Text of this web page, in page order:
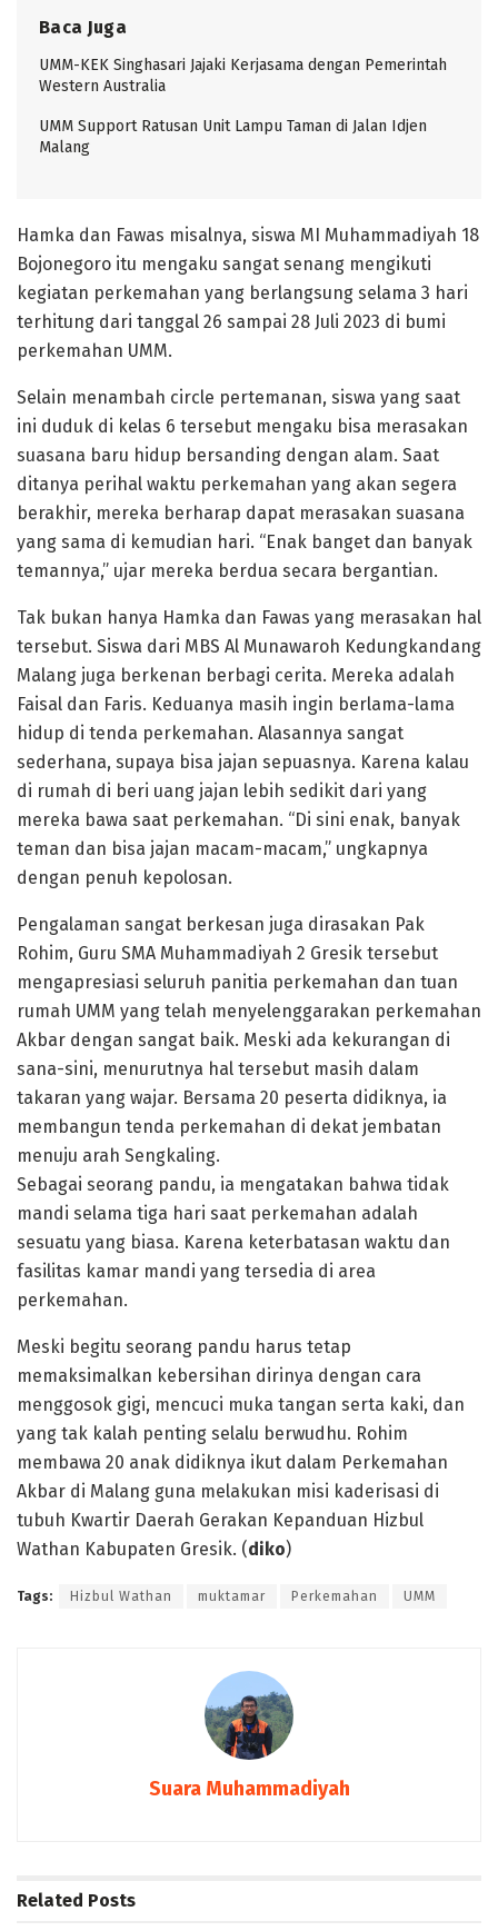
Baca Juga
UMM-KEK Singhasari Jajaki Kerjasama dengan Pemerintah
Western Australia
UMM Support Ratusan Unit Lampu Taman di Jalan Idjen
Malang
Hamka dan Fawas misalnya, siswa MI Muhammadiyah 18
Bojonegoro itu mengaku sangat senang mengikuti
kegiatan perkemahan yang berlangsung selama 3 hari
terhitung dari tanggal 26 sampai 28 Juli 2023 di bumi
perkemahan UMM.
Selain menambah circle pertemanan, siswa yang saat
ini duduk di kelas 6 tersebut mengaku bisa merasakan
suasana baru hidup bersanding dengan alam. Saat
ditanya perihal waktu perkemahan yang akan segera
berakhir, mereka berharap dapat merasakan suasana
yang sama di kemudian hari. “Enak banget dan banyak
temannya,” ujar mereka berdua secara bergantian.
Tak bukan hanya Hamka dan Fawas yang merasakan hal
tersebut. Siswa dari MBS Al Munawaroh Kedungkandang
Malang juga berkenan berbagi cerita. Mereka adalah
Faisal dan Faris. Keduanya masih ingin berlama-lama
hidup di tenda perkemahan. Alasannya sangat
sederhana, supaya bisa jajan sepuasnya. Karena kalau
di rumah di beri uang jajan lebih sedikit dari yang
mereka bawa saat perkemahan. “Di sini enak, banyak
teman dan bisa jajan macam-macam,” ungkapnya
dengan penuh kepolosan.
Pengalaman sangat berkesan juga dirasakan Pak
Rohim, Guru SMA Muhammadiyah 2 Gresik tersebut
mengapresiasi seluruh panitia perkemahan dan tuan
rumah UMM yang telah menyelenggarakan perkemahan
Akbar dengan sangat baik. Meski ada kekurangan di
sana-sini, menurutnya hal tersebut masih dalam
takaran yang wajar. Bersama 20 peserta didiknya, ia
membangun tenda perkemahan di dekat jembatan
menuju arah Sengkaling.
Sebagai seorang pandu, ia mengatakan bahwa tidak
mandi selama tiga hari saat perkemahan adalah
sesuatu yang biasa. Karena keterbatasan waktu dan
fasilitas kamar mandi yang tersedia di area
perkemahan.
Meski begitu seorang pandu harus tetap
memaksimalkan kebersihan dirinya dengan cara
menggosok gigi, mencuci muka tangan serta kaki, dan
yang tak kalah penting selalu berwudhu. Rohim
membawa 20 anak didiknya ikut dalam Perkemahan
Akbar di Malang guna melakukan misi kaderisasi di
tubuh Kwartir Daerah Gerakan Kepanduan Hizbul
Wathan Kabupaten Gresik. (diko)
Tags: Hizbul Wathan muktamar Perkemahan UMM
Suara Muhammadiyah
Related Posts